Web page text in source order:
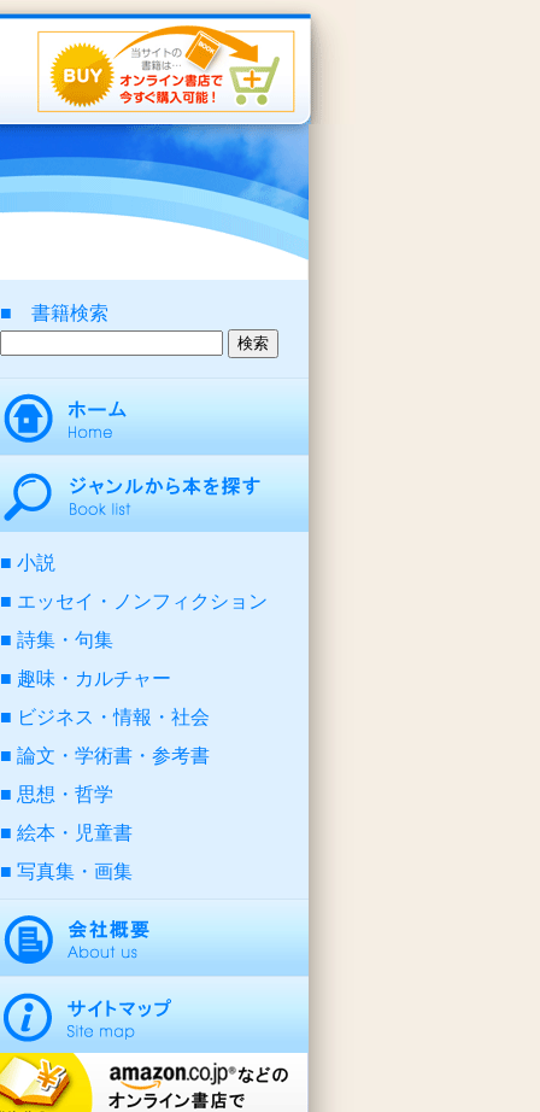
■ 書籍検索
小説
エッセイ・ノンフィクション
詩集・句集
趣味・カルチャー
ビジネス・情報・社会
論文・学術書・参考書
思想・哲学
絵本・児童書
写真集・画集